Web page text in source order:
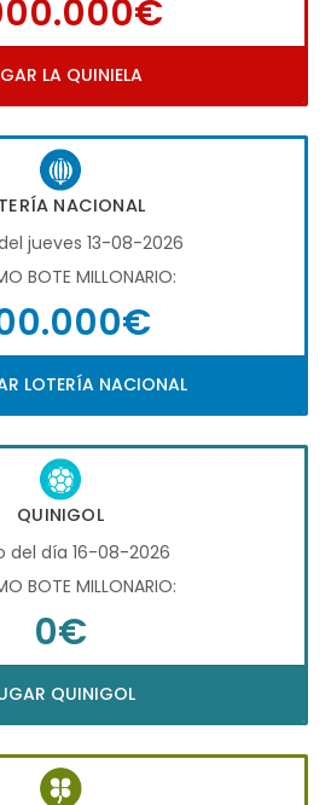
LA QUINIELA
NACIONAL
jueves 13-08-2026
BOTE MILLONARIO:
LOTERÍA NACIONAL
QUINIGOL
del día 16-08-2026
BOTE MILLONARIO:
0€
QUINIGOL